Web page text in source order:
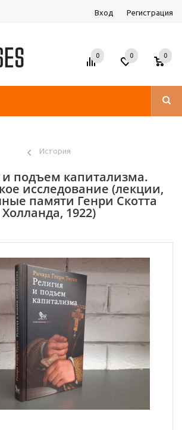
Вход Регистрация
0 0 0
История
и подъем капитализма.
исследование (лекции,
памяти Генри Скотта
Холланда, 1922)